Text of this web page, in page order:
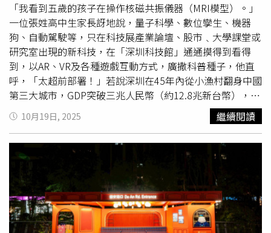
「我看到五歲的孩子在操作核磁共振儀器（MRI模型）。」
一位張姓高中生家長訝地說，量子科學、數位孿生、機器
狗、自動駕駛等，只在科技展產業論壇、股市﹑大學課堂或
研究室出現的新科技，在「深圳科技館」通通摸得到看得
到，以AR、VR及各種遊戲互動方式，廣撒科普種子，他直
呼，「太超前部署！」若說深圳在45年內從小漁村翻身中國
第三大城市，GDP突破三兆人民幣（約12.8兆新台幣），在
ＧaWC世界城市排名一路衝入Alpha級世界一線城市，這叫
「深圳速度」，那麼深圳西北部的光明區，五年內從最大養
鴿、牛奶及肉品生產農場及製造基地，改頭換面，轉型科技
城，就是深圳速度最新的篇章。深圳從46年前小漁村翻身為
世界一級城市，叫「深圳速度」，而宛如飛行船的深圳科技
館所在地光明區，５年內從農場轉型為科技新城，改寫最新
速度。（圖／何曼卿攝）今年五月，位在光明區科學城心臟
帶的「深圳科技館」開幕，立刻成了最新的科普聖地，吸引
大大小小科技迷、科技控及科技小白來朝聖。宛如一艘巨型
10月19日, 2025 繼續閱讀